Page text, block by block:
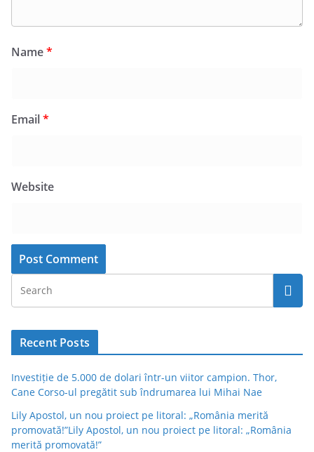
Name*
Email*
Website
Recent Posts
Investiție de 5.000 de dolari într-un viitor campion. Thor,
Cane Corso-ul pregătit sub îndrumarea lui Mihai Nae
Lily Apostol, un nou proiect pe litoral: „România merită
promovată!”Lily Apostol, un nou proiect pe litoral: „România
merită promovată!”